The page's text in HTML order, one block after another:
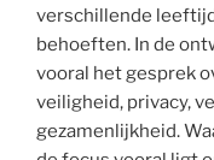
verschillende
behoeften. In de
vooral het gesprek
veiligheid, privacy,
gezamenlijkheid.